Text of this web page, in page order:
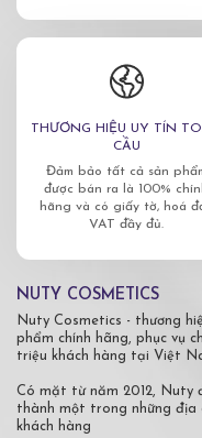
THƯƠNG HIỆU UY TÍN
CẦU
Đảm bảo tất cả sản
được bán ra là 100%
hãng và có giấy tờ, hoá
VAT đầy đủ.
NUTY COSMETICS
Nuty Cosmetics - thương
phẩm chính hãng, phục vụ
triệu khách hàng tại Việt
Có mặt từ năm 2012, Nuty
thành một trong những địa
khách hàng